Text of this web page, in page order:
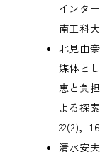
インタ
南工科
北見由
媒体と
恵と負
よる探
22(2)，
清水安